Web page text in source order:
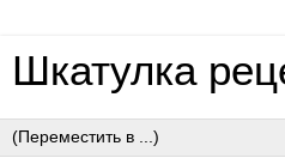
Шкатулка